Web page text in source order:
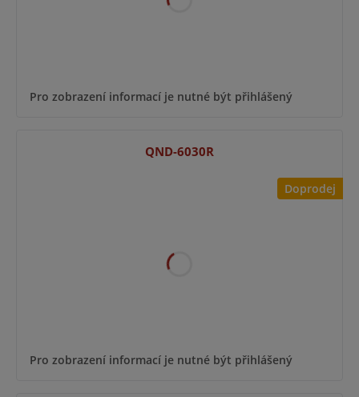
Pro zobrazení informací je nutné být přihlášený
Doprodej
QND-6030R
Pro zobrazení informací je nutné být přihlášený